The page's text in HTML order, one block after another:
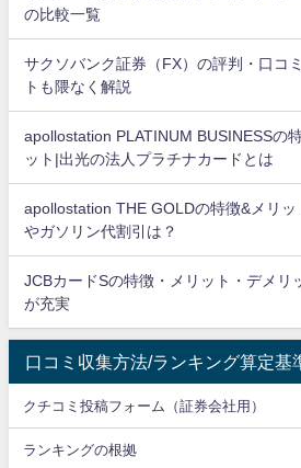
の比較一覧
サクソバンク証券（FX）の評判・口コ
トも隈なく解説
apollostation PLATINUM BUSINESSの
ット|出光の法人プラチナカードとは
apollostation THE GOLDの特徴&メリ
やガソリン代割引は？
JCBカードSの特徴・メリット・デメリ
が充実
口コミ収集方法/ランキング算定基
クチコミ投稿フォーム（証券会社用）
ランキングの根拠